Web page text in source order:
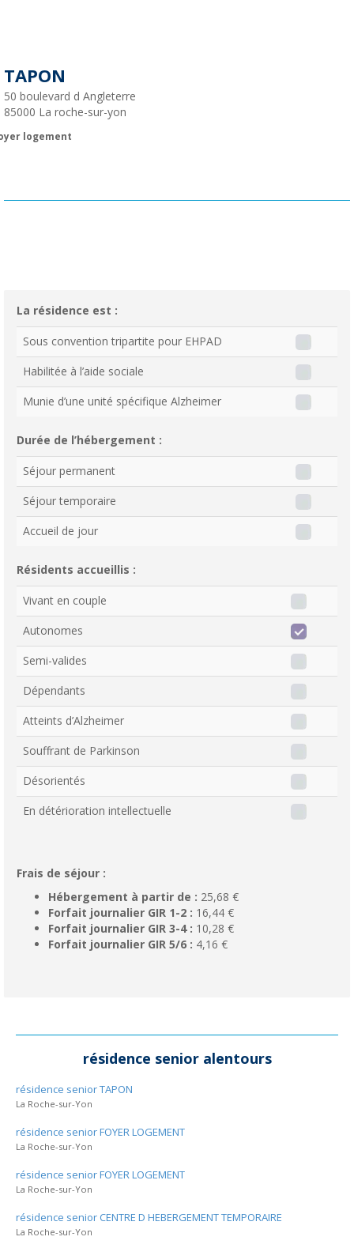
TAPON
50 boulevard d Angleterre
85000 La roche-sur-yon
logement
La résidence est :
Sous convention tripartite pour EHPAD
Habilitée à l’aide sociale
Munie d’une unité spécifique Alzheimer
Durée de l’hébergement :
Séjour permanent
Séjour temporaire
Accueil de jour
Résidents accueillis :
Vivant en couple
Autonomes
Semi-valides
Dépendants
Atteints d’Alzheimer
Souffrant de Parkinson
Désorientés
En détérioration intellectuelle
Frais de séjour :
Hébergement à partir de : 25,68 €
Forfait journalier GIR 1-2 : 16,44 €
Forfait journalier GIR 3-4 : 10,28 €
Forfait journalier GIR 5/6 : 4,16 €
résidence senior alentours
résidence senior TAPON
La Roche-sur-Yon
résidence senior FOYER LOGEMENT
La Roche-sur-Yon
résidence senior FOYER LOGEMENT
La Roche-sur-Yon
résidence senior CENTRE D HEBERGEMENT TEMPORAIRE
La Roche-sur-Yon